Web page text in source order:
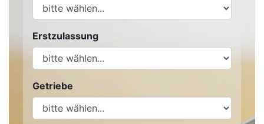
Erstzulassung
Getriebe